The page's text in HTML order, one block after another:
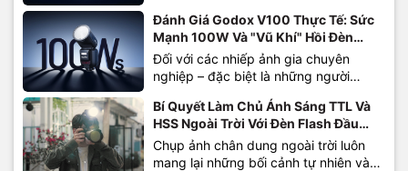
nhiếp ảnh nhờ sự bổ sung của đèn
flash phụ SU-1 độc đáo và khả năng
chịu tải bắn liên tục vượt trội. Nhưng
chưa...
Đánh Giá Godox V100 Thực Tế: Sức
Mạnh 100W Và "Vũ Khí" Hồi Đèn
Thần Tốc Có Đáng Tiền?
Đối với các nhiếp ảnh gia chuyên
nghiệp – đặc biệt là những người
tiệc cưới hay sàn diễn thời trang, chiếc
đèn flash gá máy (speedlite) không chỉ
đơn thuần là công cụ bù sáng. Nó là
"vũ khí" quyết định sự...
Bí Quyết Làm Chủ Ánh Sáng TTL Và
HSS Ngoài Trời Với Đèn Flash Đầu
Tròn Godox V100
Chụp ảnh chân dung ngoài trời luôn
mang lại những bối cảnh tự nhiên và